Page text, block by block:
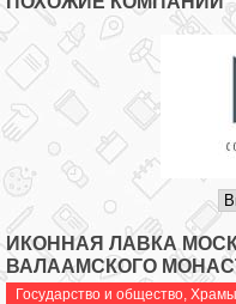
ИКОННАЯ ЛАВКА
ВАЛААМСКОГО
Государство и общество,